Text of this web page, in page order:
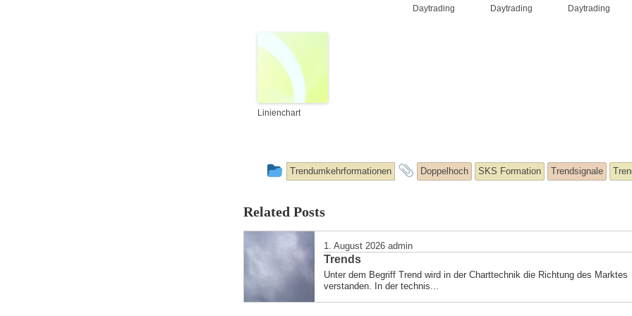
Daytrading
Daytrading
Daytrading
Linienchart
This
was
posted
in
Trendumkehrformationen
and
Doppelhoch SKS Formation Trendsignale
Related Posts
1. August 2026 admin
Trends
Unter dem Begriff Trend wird in der Charttechnik die Richtung des Marktes
verstanden. In der technis...